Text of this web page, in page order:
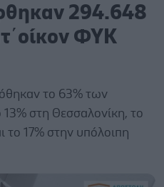
294.648
ΦΥΚ
το 63% των
στη Θεσσαλονίκη, το
το 17% στην υπόλοιπη